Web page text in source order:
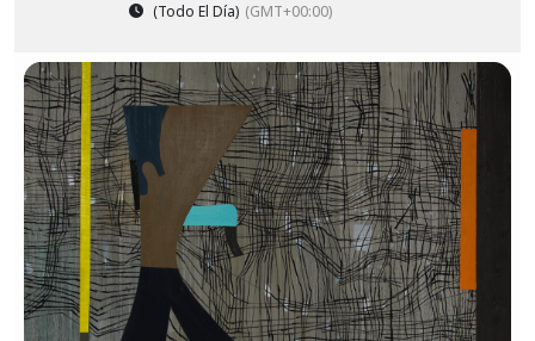
(Todo El Día) (GMT+00:00)